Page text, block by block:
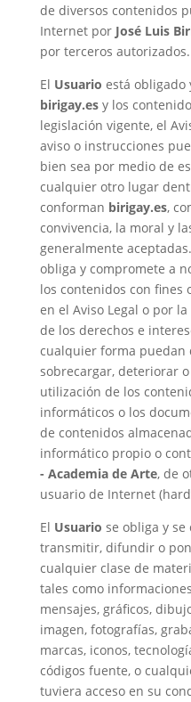
de diversos contenidos
Internet por José Luis
por terceros autorizados.
El Usuario está obligado
birigay.esy los
legislación vigente, el
aviso o instrucciones
bien sea por medio de
cualquier otro lugar
conforman birigay.es,
convivencia, la moral y
generalmente
obliga y compromete a
los contenidos con fines
en el Aviso Legal o por
de los derechos e
cualquier forma puedan
sobrecargar, deteriorar
utilización de los
informáticos o los
de contenidos
informático propio o
- Academia de Arte, de
usuario de Internet
El Usuario se obliga y
transmitir, difundir o
cualquier clase de
tales como
mensajes, gráficos,
imagen, fotografías,
marcas, iconos,
códigos fuente, o
tuviera acceso en su